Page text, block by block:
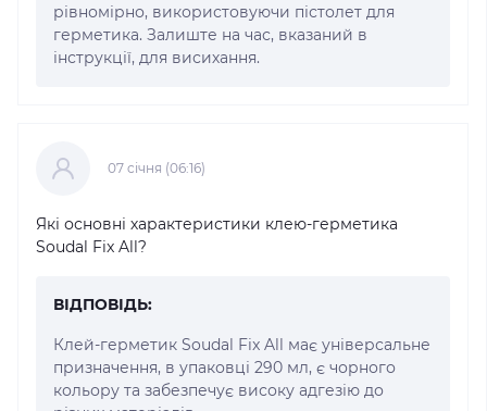
рівномірно, використовуючи пістолет для
герметика. Залиште на час, вказаний в
інструкції, для висихання.
07 cічня (06:16)
Які основні характеристики клею-герметика
Soudal Fix All?
ВІДПОВІДЬ:
Клей-герметик Soudal Fix All має універсальне
призначення, в упаковці 290 мл, є чорного
кольору та забезпечує високу адгезію до